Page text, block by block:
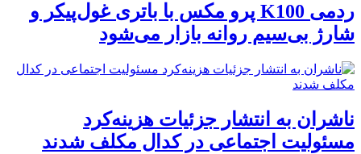
ردمی K100 پرو مکس با باتری غول‌پیکر و
شارژ بی‌سیم روانه بازار می‌شود
ناشران به انتشار جزئیات هزینه‌کرد
مسئولیت اجتماعی در کدال مکلف شدند